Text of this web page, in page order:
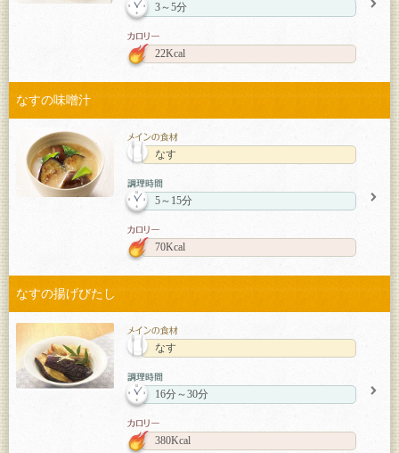
3～5分
22Kcal
なすの味噌汁
なす
5～15分
70Kcal
なすの揚げびたし
なす
16分～30分
380Kcal